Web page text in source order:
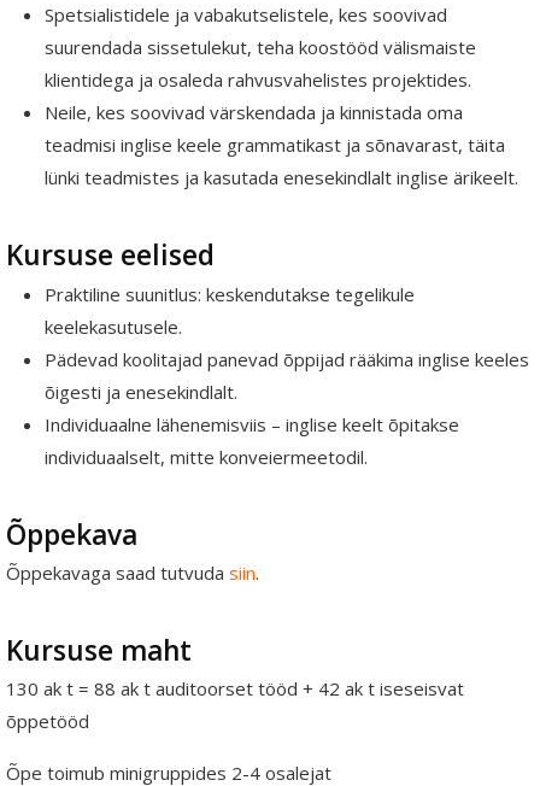
Spetsialistidele ja vabakutselistele, kes soovivad
suurendada sissetulekut, teha koostööd välismaiste
klientidega ja osaleda rahvusvahelistes projektides.
Neile, kes soovivad värskendada ja kinnistada oma
teadmisi inglise keele grammatikast ja sõnavarast, täita
lünki teadmistes ja kasutada enesekindlalt inglise ärikeelt.
Kursuse eelised
Praktiline suunitlus: keskendutakse tegelikule
keelekasutusele.
Pädevad koolitajad panevad õppijad rääkima inglise keeles
õigesti ja enesekindlalt.
Individuaalne lähenemisviis – inglise keelt õpitakse
individuaalselt, mitte konveiermeetodil.
Õppekava
Õppekavaga saad tutvuda siin.
Kursuse maht
130 ak t = 88 ak t auditoorset tööd + 42 ak t iseseisvat
õppetööd
Õpe toimub minigruppides 2-4 osalejat